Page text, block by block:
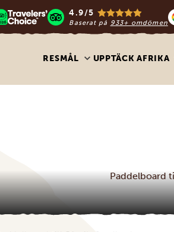
4.9/5
Baserat på 933+ omdömen
RESMÅL UPPTÄCK AFRIKA
Paddelboard